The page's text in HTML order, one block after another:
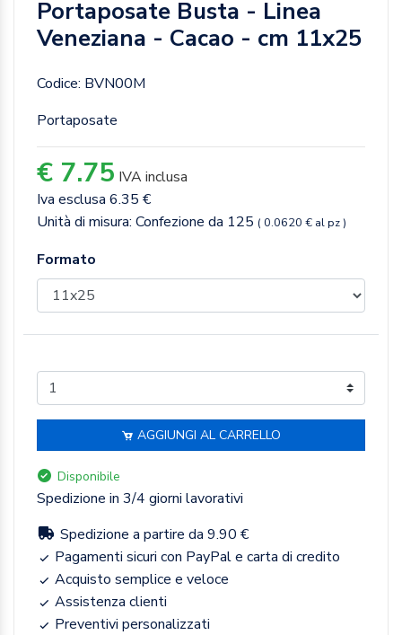
Portaposate Busta - Linea
Veneziana - Cacao - cm 11x25
Codice: BVN00M
Portaposate
€ 7.75 IVA inclusa
Iva esclusa 6.35 €
Unità di misura: Confezione da 125 ( 0.0620 € al pz )
Formato
AGGIUNGI AL CARRELLO
Disponibile
Spedizione in 3/4 giorni lavorativi
Spedizione a partire da 9.90 €
Pagamenti sicuri con PayPal e carta di credito
Acquisto semplice e veloce
Assistenza clienti
Preventivi personalizzati